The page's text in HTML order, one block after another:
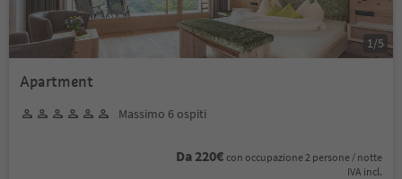
Apartment
Massimo 6 ospiti
Da 220€ con occupazione 2 persone / notte
IVA incl.
1 /5